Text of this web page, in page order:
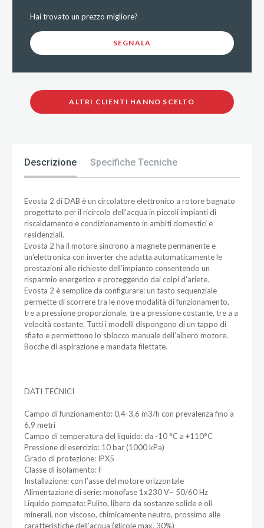
Hai trovato un prezzo migliore?
SEGNALA
ALTRI CLIENTI HANNO SCELTO
Descrizione Specifiche Tecniche
Evosta 2 di DAB è un circolatore elettronico a rotore bagnato
progettato per il ricircolo dell'acqua in piccoli impianti di
riscaldamento e condizionamento in ambiti domestici e
residenziali.
Evosta 2 ha il motore sincrono a magnete permanente e
un’elettronica con inverter che adatta automaticamente le
prestazioni alle richieste dell’impianto consentendo un
risparmio energetico e proteggendo dai colpi d'ariete.
Evosta 2 è semplice da configurare: un tasto sequenziale
permette di scorrere tra le nove modalità di funzionamento,
tre a pressione proporzionale, tre a pressione costante, tre a a
velocità costante. Tutti i modelli dispongono di un tappo di
sfiato e permettono lo sblocco manuale dell’albero motore.
Bocche di aspirazione e mandata filettate.
DATI TECNICI
Campo di funzionamento: 0,4-3,6 m3/h con prevalenza fino a
6,9 metri
Campo di temperatura del liquido: da -10 °C a +110°C
Pressione di esercizio: 10 bar (1000 kPa)
Grado di protezione: IPX5
Classe di isolamento: F
Installazione: con l’asse del motore orizzontale
Alimentazione di serie: monofase 1x230 V~ 50/60 Hz
Liquido pompato: Pulito, libero da sostanze solide e oli
minerali, non viscoso, chimicamente neutro, prossimo alle
caratteristiche dell’acqua (glicole max. 30%)